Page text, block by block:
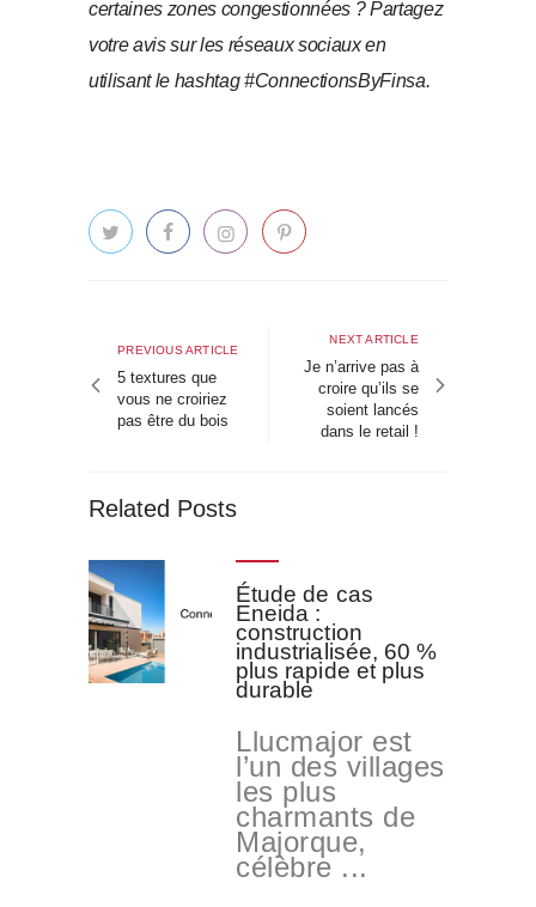
certaines zones congestionnées ? Partagez
votre avis sur les réseaux sociaux en
utilisant le hashtag #ConnectionsByFinsa.
l’article
Previous
article
PREVIOUS ARTICLE
5 textures que
vous ne croiriez
pas être du bois
Next
article
NEXT ARTICLE
Je n’arrive pas à
croire qu’ils se
soient lancés
dans le retail !
Related Posts
Étude de cas
Eneida :
construction
industrialisée, 60 %
plus rapide et plus
durable
Llucmajor est
l’un des villages
les plus
charmants de
Majorque,
célèbre ...